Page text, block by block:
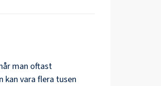
man oftast
kan vara flera tusen